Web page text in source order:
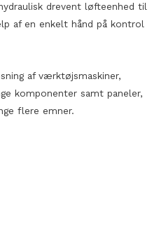
drevent løfteenhed til
af en enkelt hånd på kontrol
af værktøjsmaskiner,
komponenter samt paneler,
flere emner.